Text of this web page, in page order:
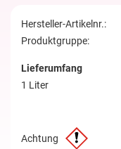
Hersteller-Artikelnr.:
Produktgruppe:
Lieferumfang
1 Liter
Achtung